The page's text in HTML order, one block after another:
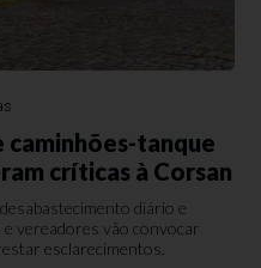
caminhões-tanque
críticas à Corsan
diário e
e vereadores vão convocar
esclarecimentos.